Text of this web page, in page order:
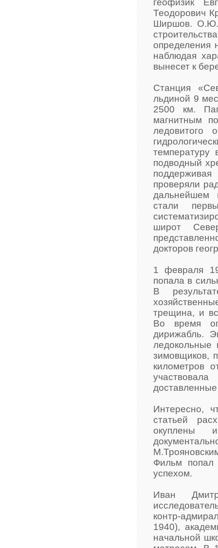
геофизик
Теодорович
Ширшов.
определения
наблюдая
вынесет к
Станция
льдиной 9
2500 км.
магнитным
ледовитого
подводный
проверяли
дальнейшем
стали
широт
докторов
1 февраля
попала в
В
трещина, и
Во время
дирижабль.
зимовщиков,
километров
Интересно,
статьей
окуплены
Фильм попал
успехом.
Иван
контр-
1940),
начальной